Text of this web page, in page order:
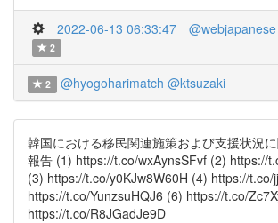
2022-06-13 06:33:47 @webjapanese
2
2 @hyogoharimatch @ktsuzaki
韓国における移民関連施策および支援状況
報告 (1) https://t.co/wxAynsSFvf (2) https://
(3) https://t.co/y0KJw8W60H (4) https://t.co/
https://t.co/YunzsuHQJ6 (6) https://t.co/
https://t.co/R8JGadJe9D